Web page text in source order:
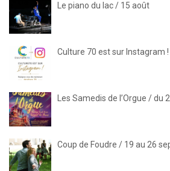
Le piano du lac / 15 août
Culture 70 est sur Instagram !
Les Samedis de l’Orgue / du
Coup de Foudre / 19 au 26